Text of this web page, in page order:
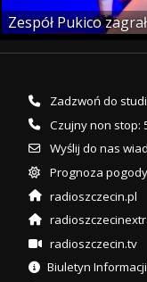
Zespół Pukico
Zadzwoń do
Czujny non stop:
Wyślij do nas
Prognoza pogody
radioszczecin.pl
radioszczecin.tv
Biuletyn